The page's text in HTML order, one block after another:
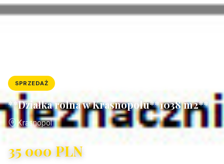
SPRZEDAŻ
**Działka rolna w Krasnopolu**1038 m2**
Krasnopol
35 000 PLN